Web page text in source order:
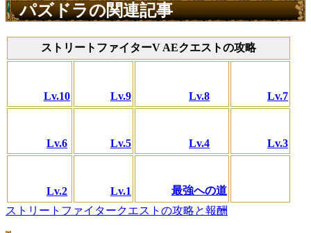
パズドラの関連記事
ストリートファイターV AEクエストの攻略
Lv.10 Lv.9 Lv.8 Lv.7
Lv.6 Lv.5 Lv.4 Lv.3
Lv.2 Lv.1
最強への道
ストリートファイタークエストの攻略と報酬